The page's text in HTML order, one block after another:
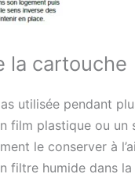
la cartouche
utilisée pendant
film plastique ou
le conserver à
filtre humide dans